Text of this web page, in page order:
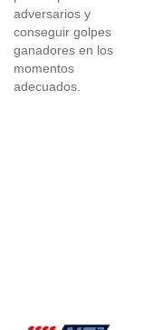
adversarios y
conseguir golpes
ganadores en los
momentos
adecuados.